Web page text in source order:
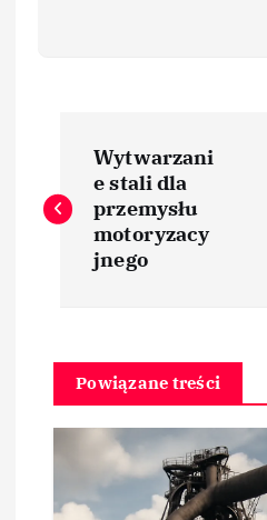
a
g
a
c
Wytwarzani
e stali dla
przemysłu
motoryzacy
jnego
Powiązane treści